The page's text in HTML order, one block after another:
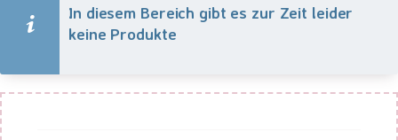
In diesem Bereich gibt es zur Zeit leider
keine Produkte